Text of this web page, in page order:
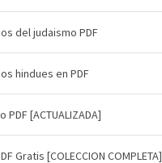
del judaismo PDF
hindues en PDF
[ACTUALIZADA]
Gratis [COLECCION COMPLETA]